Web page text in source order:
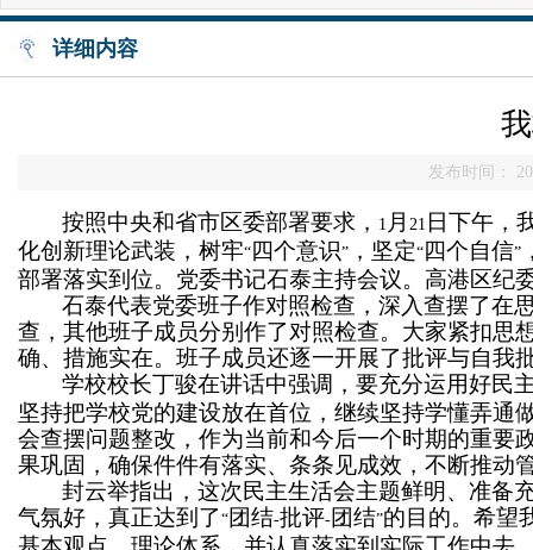
详细内容
发布时间：
按照中央和省市区委部署要求， 1 月 21 日下午，
化创新理论武装，树牢“ 四个意识” ，坚定“ 四个自信”
部署落实到位。党委书记石泰主持会议。高港区纪
石泰代表党委班子作对照检查，深入查摆了在
查，其他班子成员分别作了对照检查。大家紧扣思
确、措施实在。班子成员还逐一开展了批评与自我
学校校长丁骏在讲话中强调，要充分运用好民
坚持把学校党的建设放在首位，继续坚持学懂弄通
会查摆问题整改，作为当前和今后一个时期的重要
果巩固，确保件件有落实、条条见成效，不断推动
封云举指出，这次民主生活会主题鲜明、准备
气氛好，真正达到了 “ 团结-批评- 团结”的目的。希望